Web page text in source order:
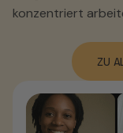
konzentriert
ZU